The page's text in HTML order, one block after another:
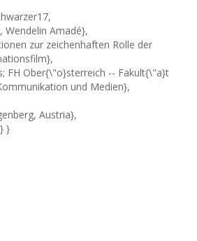
Wendelin Amadé},
zur zeichenhaften Rolle der
FH Ober{\"o}sterreich -- Fakult{\"a}t
und Medien},
Austria},
}